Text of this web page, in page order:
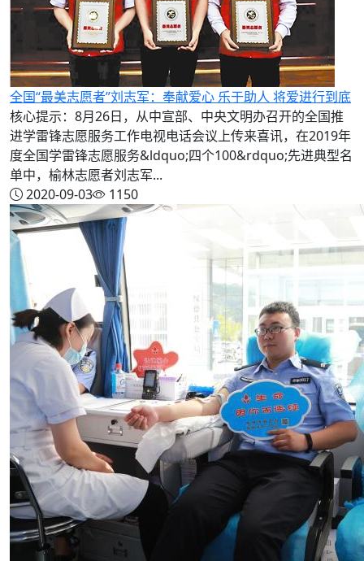
全国“最美志愿者”刘志军：奉献爱心 乐于助人 将爱进行到底
核心提示：8月26日，从中宣部、中央文明办召开的全国推
进学雷锋志愿服务工作电视电话会议上传来喜讯，在2019年
度全国学雷锋志愿服务&ldquo;四个100&rdquo;先进典型名
单中，榆林志愿者刘志军...
2020-09-03
1150